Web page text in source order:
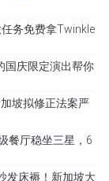
务免费拿Twinkle
国庆限定演出帮你
坡拟修正法案严
餐厅稳坐三星，6
发床褥！新加坡大